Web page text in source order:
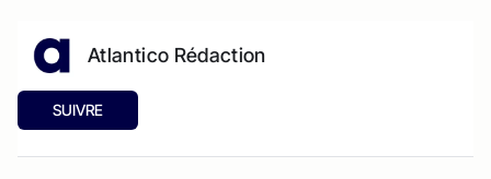
Atlantico Rédaction
SUIVRE